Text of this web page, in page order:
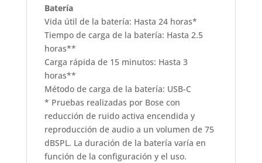
Batería
Vida útil de la batería: Hasta 24 horas*
Tiempo de carga de la batería: Hasta 2.5
horas**
Carga rápida de 15 minutos: Hasta 3
horas**
Método de carga de la batería: USB-C
* Pruebas realizadas por Bose con
reducción de ruido activa encendida y
reproducción de audio a un volumen de 75
dBSPL. La duración de la batería varía en
función de la configuración y el uso.